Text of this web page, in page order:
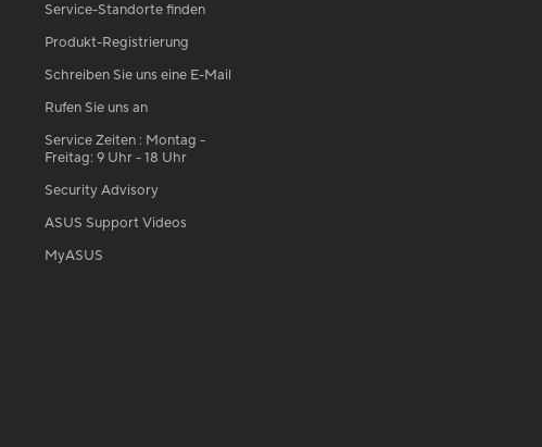
Service-Standorte finden
Produkt-Registrierung
Schreiben Sie uns eine E-Mail
Rufen Sie uns an
Service Zeiten : Montag -
Freitag: 9 Uhr - 18 Uhr
Security Advisory
ASUS Support Videos
MyASUS